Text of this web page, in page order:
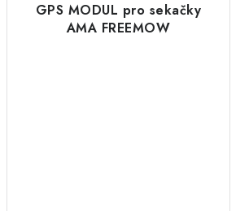
GPS MODUL pro sekačky
AMA FREEMOW